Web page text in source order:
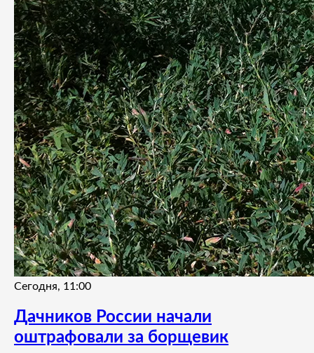
Сегодня, 11:00
Дачников России начали
оштрафовали за борщевик